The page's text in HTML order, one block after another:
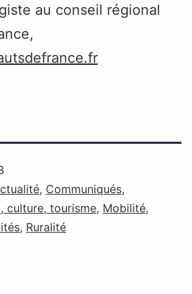
au conseil régional
, Communiqués,
culture, tourisme, Mobilité,
, Ruralité